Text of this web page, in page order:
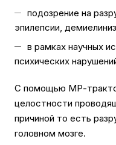
подозрение на
эпилепсии,
в рамках научных
психических
С помощью МР-
целостности
причиной то есть
головном мозге.